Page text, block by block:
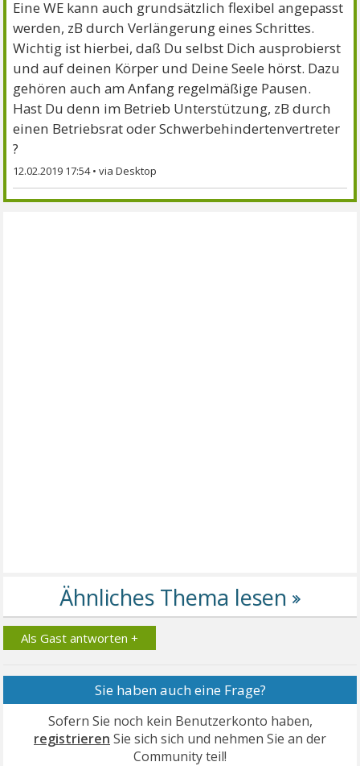
Eine WE kann auch grundsätzlich flexibel angepasst
werden, zB durch Verlängerung eines Schrittes.
Wichtig ist hierbei, daß Du selbst Dich ausprobierst
und auf deinen Körper und Deine Seele hörst. Dazu
gehören auch am Anfang regelmäßige Pausen.
Hast Du denn im Betrieb Unterstützung, zB durch
einen Betriebsrat oder Schwerbehindertenvertreter
?
12.02.2019 17:54•
Als Gast antworten +
Sie haben auch eine Frage?
Sofern Sie noch kein Benutzerkonto haben,
registrieren Sie sich sich und nehmen Sie an der
Community teil!